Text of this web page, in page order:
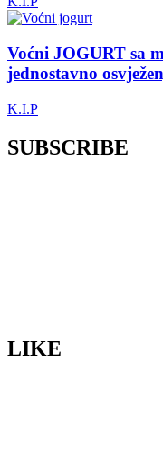
Voćni JOGURT sa
jednostavno
K.I.P
SUBSCRIBE
LIKE